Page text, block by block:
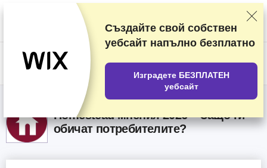
Класираме доставчиците на базата на подробни тестове и
проучвания, но също така вземаме предвид вашите отзиви и
търговски си споразумения с различните доставчици. Тази страница
съдържа партньорски връзки. Разкриване на реклама .
US$
Homestead мнения 2026 – Защо ги
обичат потребителите?
Създайте свой собствен
уебсайт напълно безплатно
Изградете БЕЗПЛАТЕН
уебсайт